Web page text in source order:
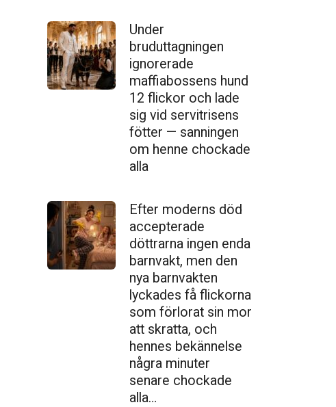
Under
bruduttagningen
ignorerade
maffiabossens hund
12 flickor och lade
sig vid servitrisens
fötter — sanningen
om henne chockade
alla
Efter moderns död
accepterade
döttrarna ingen enda
barnvakt, men den
nya barnvakten
lyckades få flickorna
som förlorat sin mor
att skratta, och
hennes bekännelse
några minuter
senare chockade
alla…